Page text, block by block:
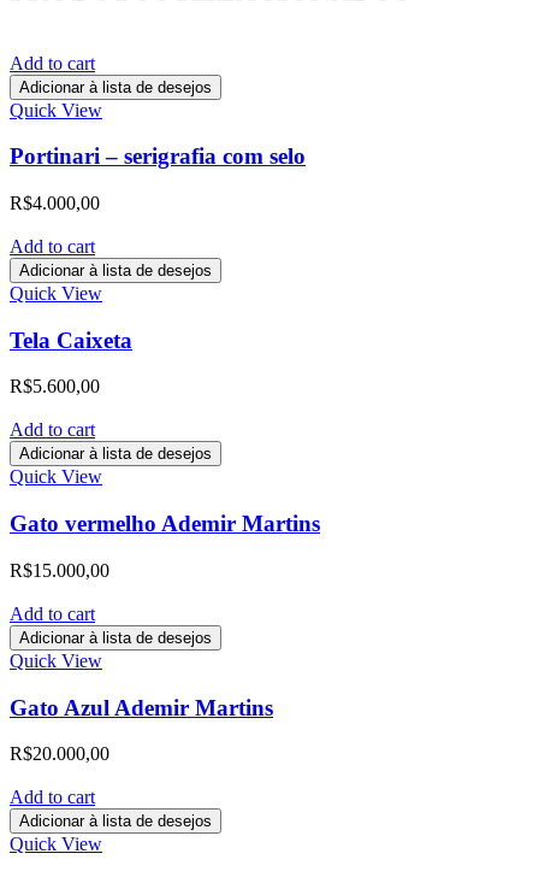
Add to cart
Adicionar à lista de desejos
Quick View
Portinari – serigrafia com selo
R$4.000,00
Add to cart
Adicionar à lista de desejos
Quick View
Tela Caixeta
R$5.600,00
Add to cart
Adicionar à lista de desejos
Quick View
Gato vermelho Ademir Martins
R$15.000,00
Add to cart
Adicionar à lista de desejos
Quick View
Gato Azul Ademir Martins
R$20.000,00
Add to cart
Adicionar à lista de desejos
Quick View